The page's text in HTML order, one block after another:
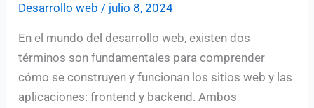
Desarrollo web / julio 8, 2024
En el mundo del desarrollo web, existen dos
términos son fundamentales para comprender
cómo se construyen y funcionan los sitios web y las
aplicaciones: frontend y backend. Ambos